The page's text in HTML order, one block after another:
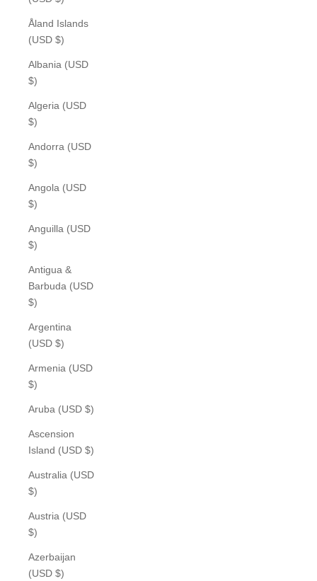
Åland Islands
(USD $)
Albania (USD
$)
Algeria (USD
$)
Andorra (USD
$)
Angola (USD
$)
Anguilla (USD
$)
Antigua &
Barbuda (USD
$)
Argentina
(USD $)
Armenia (USD
$)
Aruba (USD $)
Ascension
Island (USD $)
Australia (USD
$)
Austria (USD
$)
Azerbaijan
(USD $)